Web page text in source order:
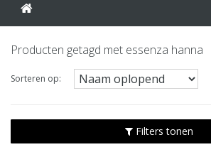
Producten getagd met essenza hanna
Sorteren op:
Filters tonen